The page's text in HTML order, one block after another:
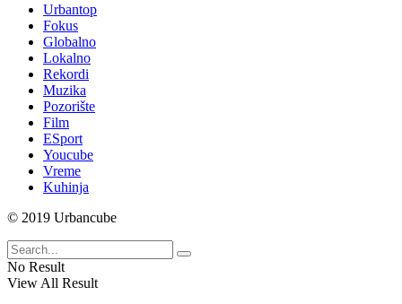
Urbantop
Fokus
Globalno
Lokalno
Rekordi
Muzika
Pozorište
Film
ESport
Youcube
Vreme
Kuhinja
© 2019 Urbancube
No Result
View All Result